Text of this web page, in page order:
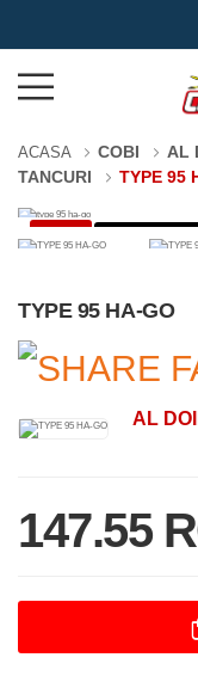
ACASA COBI
AL
TANCURI
TYPE 95
-3% 380 PIESE
TYPE 95 HA-GO
AL
147.55